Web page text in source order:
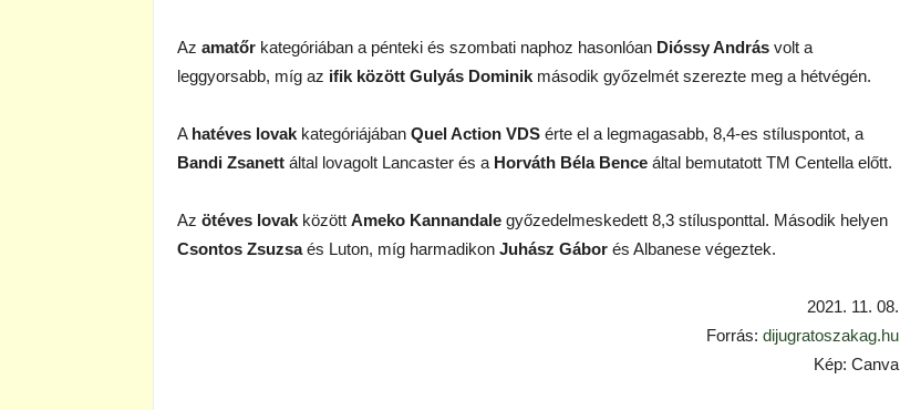
Az amatőr kategóriában a pénteki és szombati naphoz hasonlóan Dióssy András volt a
leggyorsabb, míg az ifik között Gulyás Dominik második győzelmét szerezte meg a hétvégén.
A hatéves lovak kategóriájában Quel Action VDS érte el a legmagasabb, 8,4-es stíluspontot, a
Bandi Zsanett által lovagolt Lancaster és a Horváth Béla Bence által bemutatott TM Centella előtt.
Az ötéves lovak között Ameko Kannandale győzedelmeskedett 8,3 stílusponttal. Második helyen
Csontos Zsuzsaés Luton, míg harmadikon Juhász Gábor és Albanese végeztek.
2021. 11. 08.
Forrás: dijugratoszakag.hu
Kép: Canva